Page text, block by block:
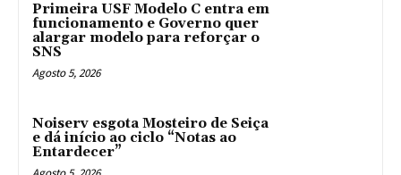
Primeira USF Modelo C entra em
funcionamento e Governo quer
alargar modelo para reforçar o
SNS
Agosto 5, 2026
Noiserv esgota Mosteiro de Seiça
e dá início ao ciclo “Notas ao
Entardecer”